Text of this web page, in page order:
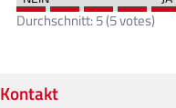
Durchschnitt:5(5votes)
Kontakt